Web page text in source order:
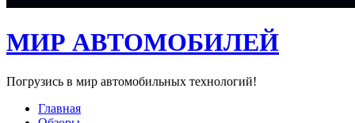
МИР АВТОМОБИЛЕЙ
Погрузись в мир автомобильных технологий!
Главная